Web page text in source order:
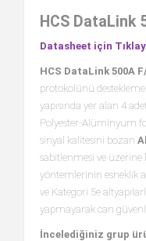
HCS DataLink
Datasheet için
HCS DataLink 500A
protokolünü
yapısında yer alan 4
Polyester-Alüminyum
sinyal kalitesini bozan
sabitlenmesi ve üzerine
yöntemlerinin esneklik
ve Kategori 5e
yapmayarak can
İncelediğiniz grup